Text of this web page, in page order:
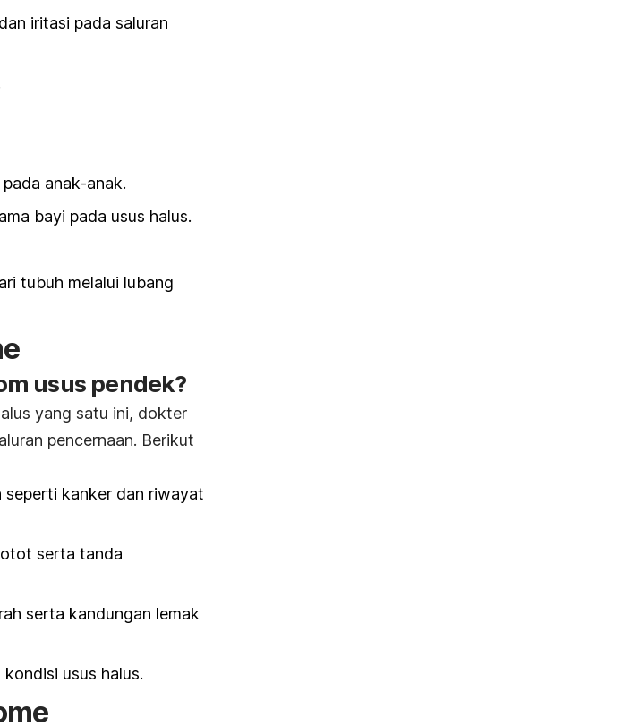
iritasi pada saluran
anak-anak.
bayi pada usus halus.
tubuh melalui lubang
usus pendek?
yang satu ini, dokter
pencernaan. Berikut
seperti kanker dan riwayat
serta tanda
serta kandungan lemak
usus halus.